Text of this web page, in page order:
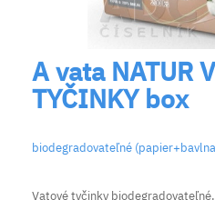
A vata NATUR
TYČINKY box
biodegradovateľné
Vatové tyčinky